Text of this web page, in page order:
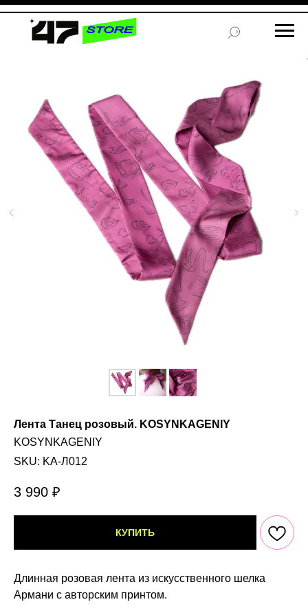
Лента Танец розовый. KOSYNKAGENIY
KOSYNKAGENIY
SKU: KA-Л012
3 990 ₽
КУПИТЬ
Длинная розовая лента из искусственного шелка
Армани с авторским принтом.